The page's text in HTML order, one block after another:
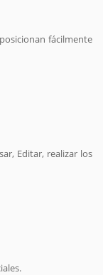
fácilmente
Editar, realizar los